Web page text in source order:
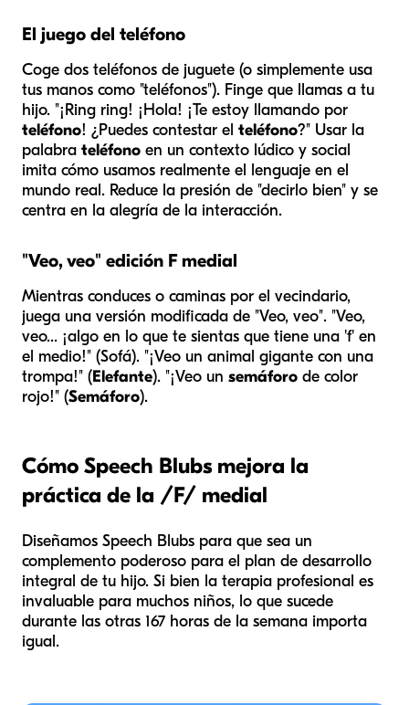
El juego del teléfono
Coge dos teléfonos de juguete (o simplemente usa
tus manos como "teléfonos"). Finge que llamas a tu
hijo. "¡Ring ring! ¡Hola! ¡Te estoy llamando por
teléfono! ¿Puedes contestar el teléfono?" Usar la
palabra teléfono en un contexto lúdico y social
imita cómo usamos realmente el lenguaje en el
mundo real. Reduce la presión de "decirlo bien" y se
centra en la alegría de la interacción.
"Veo, veo" edición F medial
Mientras conduces o caminas por el vecindario,
juega una versión modificada de "Veo, veo". "Veo,
veo... ¡algo en lo que te sientas que tiene una 'f' en
el medio!" (Sofá). "¡Veo un animal gigante con una
trompa!" (Elefante). "¡Veo un semáforo de color
rojo!" (Semáforo).
Cómo Speech Blubs mejora la
práctica de la /F/ medial
Diseñamos Speech Blubs para que sea un
complemento poderoso para el plan de desarrollo
integral de tu hijo. Si bien la terapia profesional es
invaluable para muchos niños, lo que sucede
durante las otras 167 horas de la semana importa
igual.